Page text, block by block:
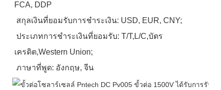
FCA, DDP
สกุลเงินที่ยอมรับการชำระเงิน: USD, EUR, CNY;
เครดิต,Western Union;
ภาษาที่พูด: อังกฤษ, จีน